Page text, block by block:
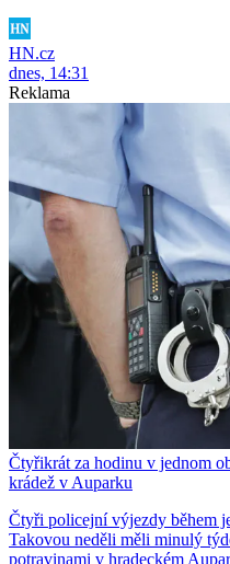
HN.cz
dnes, 14:31
Reklama
Čtyřikrát za hodinu v jednom
krádež v Auparku
Čtyři policejní výjezdy během
Takovou neděli měli minulý
potravinami v hradeckém